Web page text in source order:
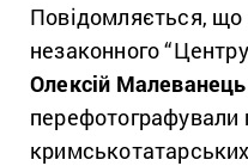
Повідомляється, що
незаконного
Олексій Малеванець
перефотографували
кримськотатарських